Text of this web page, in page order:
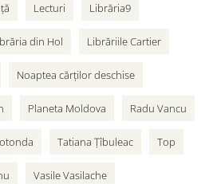
Lecturi Librăria9
din Hol Librăriile Cartier
Noaptea cărților deschise
Planeta Moldova Radu Vancu
Tatiana Țîbuleac Top
Vasile Vasilache